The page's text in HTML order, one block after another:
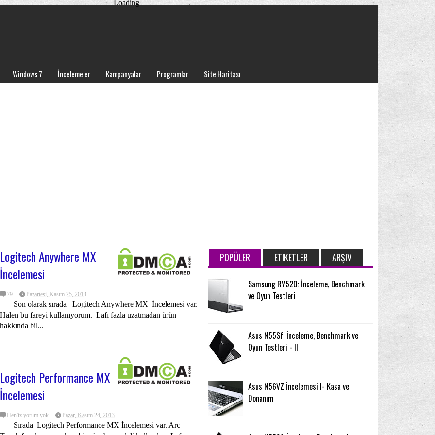
Loading
Windows 7 İncelemeler Kampanyalar Programlar Site Haritası
Logitech Anywhere MX
İncelemesi
79 Pazartesi, Kasım 25, 2013
Son olarak sırada Logitech Anywhere MX İncelemesi var.
Halen bu fareyi kullanıyorum. Lafı fazla uzatmadan ürün
hakkında bil...
Logitech Performance MX
İncelemesi
Henüz yorum yok Pazar, Kasım 24, 2013
Sırada Logitech Performance MX İncelemesi var. Arc
POPÜLER ETIKETLER ARŞIV
Samsung RV520: İnceleme, Benchmark
ve Oyun Testleri
Asus N55Sf: İnceleme, Benchmark ve
Oyun Testleri - II
Asus N56VZ İncelemesi I- Kasa ve
Donanım